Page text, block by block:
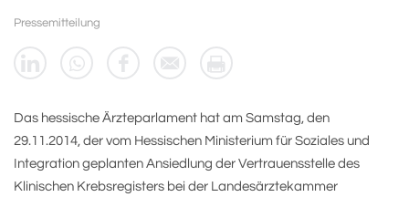
Pressemitteilung
Das hessische Ärzteparlament hat am Samstag, den
29.11.2014, der vom Hessischen Ministerium für Soziales und
Integration geplanten Ansiedlung der Vertrauensstelle des
Klinischen Krebsregisters bei der Landesärztekammer